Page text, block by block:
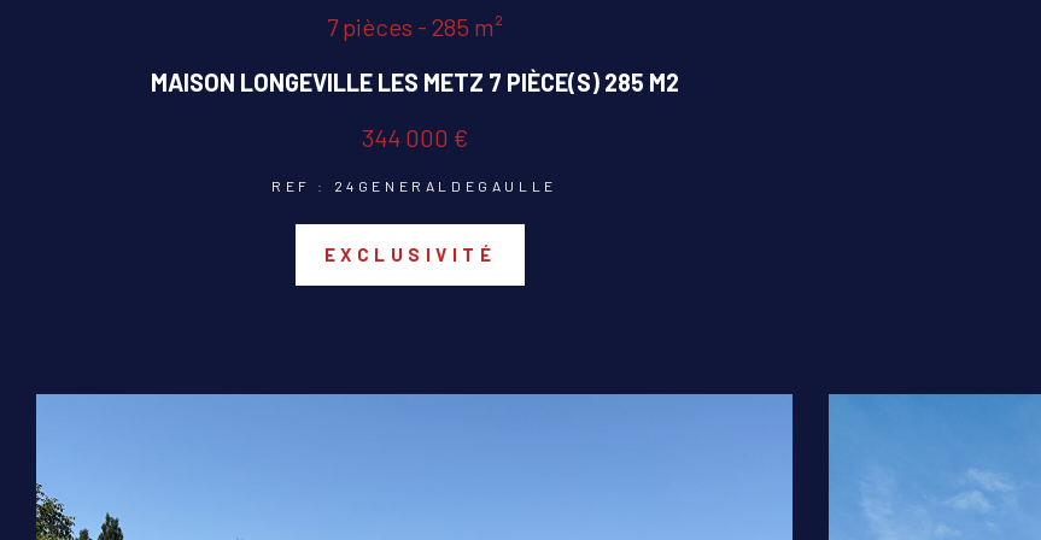
7 pièces - 285 m²
MAISON LONGEVILLE LES METZ 7 PIÈCE(S) 285 M2
344 000 €
REF : 24GENERALDEGAULLE
EXCLUSIVITÉ